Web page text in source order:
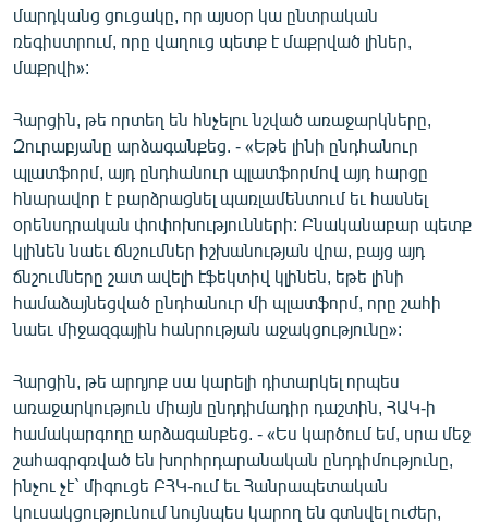
մարդկանց ցուցակը, որ այսօր կա ընտրական
ռեգիստրում, որը վաղուց պետք է մաքրված լիներ,
մաքրվի»:
Հարցին, թե որտեղ են հնչելու նշված առաջարկները,
Զուրաբյանը արձագանքեց. - «Եթե լինի ընդհանուր
պլատֆորմ, այդ ընդհանուր պլատֆորմով այդ հարցը
հնարավոր է բարձրացնել պառլամենտում եւ հասնել
օրենսդրական փոփոխությունների: Բնականաբար պետք
կլինեն նաեւ ճնշումներ իշխանության վրա, բայց այդ
ճնշումները շատ ավելի էֆեկտիվ կլինեն, եթե լինի
համաձայնեցված ընդհանուր մի պլատֆորմ, որը շահի
նաեւ միջազգային հանրության աջակցությունը»:
Հարցին, թե արդյոք սա կարելի դիտարկել որպես
առաջարկություն միայն ընդդիմադիր դաշտին, ՀԱԿ-ի
համակարգողը արձագանքեց. - «Ես կարծում եմ, սրա մեջ
շահագրգռված են խորհրդարանական ընդդիմությունը,
ինչու չէ` միգուցե ԲՀԿ-ում եւ Հանրապետական
կուսակցությունում նույնպես կարող են գտնվել ուժեր,